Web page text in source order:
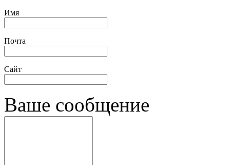
Имя
Почта
Сайт
Ваше сообщение